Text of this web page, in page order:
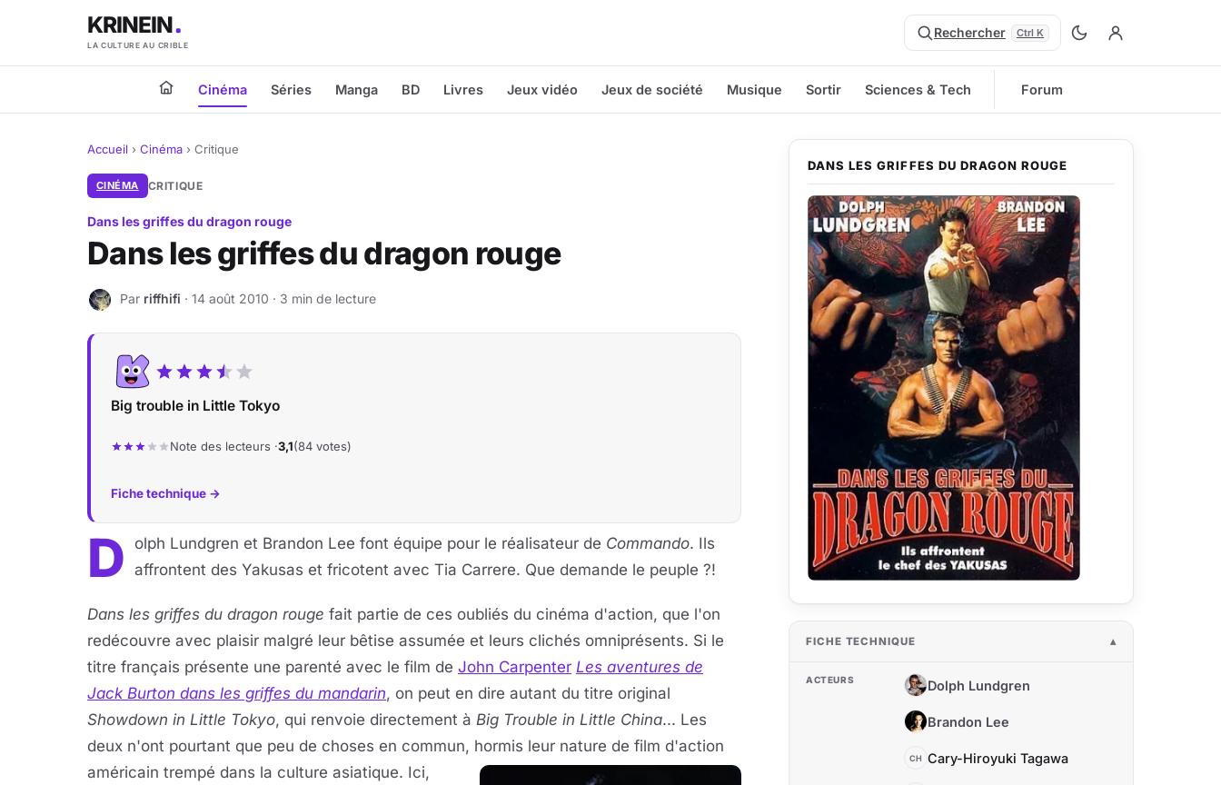
KRINEIN
LA CULTURE AU CRIBLE
Rechercher Ctrl K
Cinéma Séries Manga BD Livres Jeux vidéo Jeux de société Musique Sortir Sciences & Tech Forum
Accueil › Cinéma › Critique
CINÉMA CRITIQUE
Dans les griffes du dragon rouge
Dans les griffes du dragon rouge
R Par riffhifi · 14 août 2010 · 3 min de lecture
Big trouble in Little Tokyo
Note des lecteurs ·3,1(84 votes)
Fiche technique →
D olph Lundgren et Brandon Lee font équipe pour le réalisateur de Commando. Ils
affrontent des Yakusas et fricotent avec Tia Carrere. Que demande le peuple ?!
Dans les griffes du dragon rouge fait partie de ces oubliés du cinéma d'action, que l'on
redécouvre avec plaisir malgré leur bêtise assumée et leurs clichés omniprésents. Si le
titre français présente une parenté avec le film de John Carpenter Les aventures de
Jack Burton dans les griffes du mandarin, on peut en dire autant du titre original
Showdown in Little Tokyo, qui renvoie directement à Big Trouble in Little China... Les
deux n'ont pourtant que peu de choses en commun, hormis leur nature de film d'action
américain trempé dans la culture asiatique. Ici,
DANS LES GRIFFES DU DRAGON ROUGE
FICHE TECHNIQUE
ACTEURS DL Dolph Lundgren
BL Brandon Lee
CH Cary-Hiroyuki Tagawa